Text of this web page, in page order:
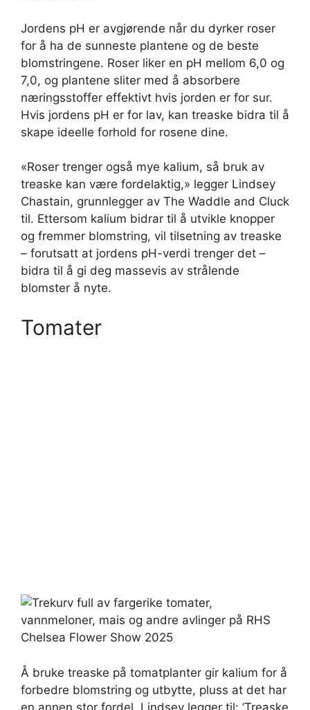
Jordens pH er avgjørende når du dyrker roser
for å ha de sunneste plantene og de beste
blomstringene. Roser liker en pH mellom 6,0 og
7,0, og plantene sliter med å absorbere
næringsstoffer effektivt hvis jorden er for sur.
Hvis jordens pH er for lav, kan treaske bidra til å
skape ideelle forhold for rosene dine.
«Roser trenger også mye kalium, så bruk av
treaske kan være fordelaktig,» legger Lindsey
Chastain, grunnlegger av The Waddle and Cluck
til. Ettersom kalium bidrar til å utvikle knopper
og fremmer blomstring, vil tilsetning av treaske
– forutsatt at jordens pH-verdi trenger det –
bidra til å gi deg massevis av strålende
blomster å nyte.
Tomater
Å bruke treaske på tomatplanter gir kalium for å
forbedre blomstring og utbytte, pluss at det har
en annen stor fordel. Lindsey legger til: ‘Treaske